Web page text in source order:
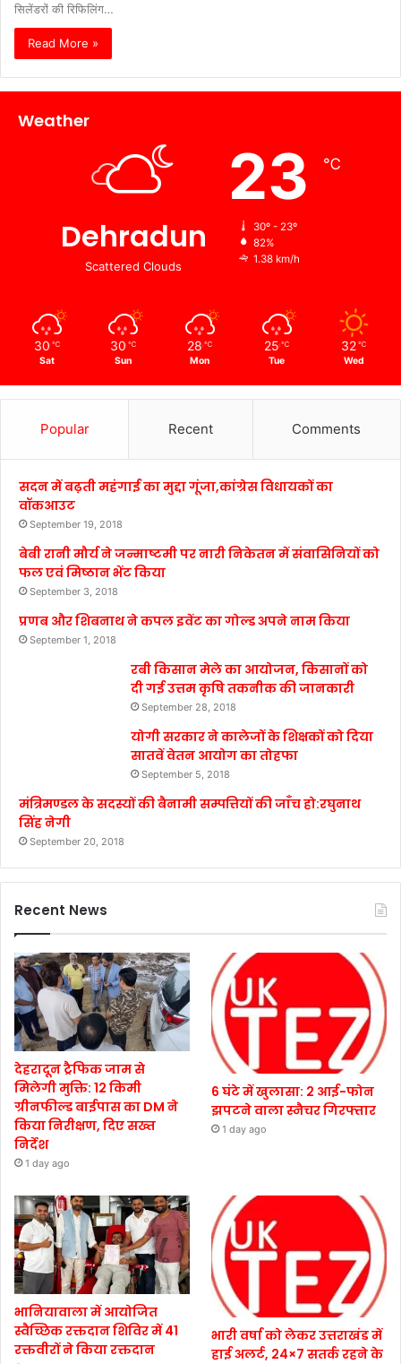
सिलेंडरों की रिफिलिंग…
Read More »
Weather
Dehradun
Scattered Clouds
23 ℃
30º - 23º
82%
1.38 km/h
30 ℃
Sat
30 ℃
Sun
28 ℃
Mon
25 ℃
Tue
32 ℃
Wed
Popular Recent Comments
सदन में बढ़ती महंगाई का मुद्दा गूंजा,कांग्रेस विधायकों का
वॉकआउट
September 19, 2018
बेबी रानी मौर्य ने जन्माष्टमी पर नारी निकेतन में संवासिनियों को
फल एवं मिष्ठान भेंट किया
September 3, 2018
प्रणब और शिबनाथ ने कपल इवेंट का गोल्ड अपने नाम किया
September 1, 2018
रबी किसान मेले का आयोजन, किसानों को
दी गई उत्तम कृषि तकनीक की जानकारी
September 28, 2018
योगी सरकार ने कालेजों के शिक्षकों को दिया
सातवें वेतन आयोग का तोहफा
September 5, 2018
मंत्रिमण्डल के सदस्यों की बैनामी सम्पत्तियों की जाँच हो:रघुनाथ
सिंह नेगी
September 20, 2018
Recent News
देहरादून ट्रैफिक जाम से
मिलेगी मुक्ति: 12 किमी
ग्रीनफील्ड बाईपास का DM ने
किया निरीक्षण, दिए सख्त
निर्देश
1 day ago
6 घंटे में खुलासा: 2 आई-फोन
झपटने वाला स्नैचर गिरफ्तार
1 day ago
भानियावाला में आयोजित
स्वैच्छिक रक्तदान शिविर में 41
रक्तवीरों ने किया रक्तदान
भारी वर्षा को लेकर उत्तराखंड में
हाई अलर्ट, 24×7 सतर्क रहने के